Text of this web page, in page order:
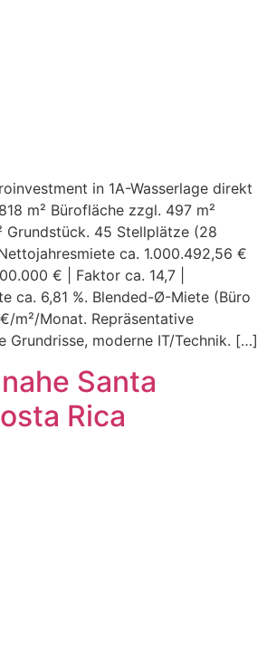
in 1A-Wasserlage direkt
m² Bürofläche zzgl. 497 m²
Grundstück. 45 Stellplätze (28
ca. 1.000.492,56 €
€ | Faktor ca. 14,7 |
ca. 6,81 %. Blended-Ø-Miete (Büro
m²/Monat. Repräsentative
Grundrisse, moderne IT/Technik. […]
Santa
Rica